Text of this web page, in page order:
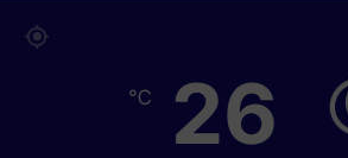
26
℃